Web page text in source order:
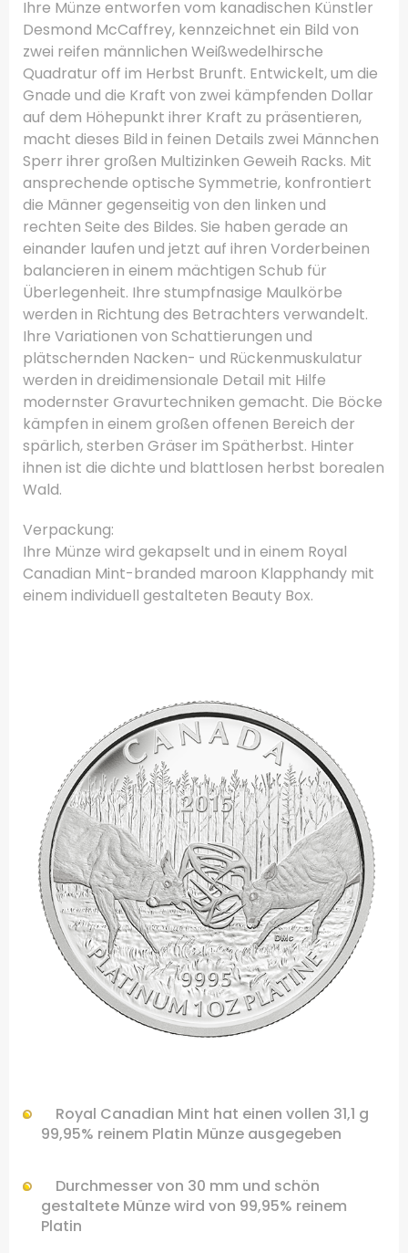
Ihre Münze entworfen vom kanadischen Künstler
Desmond McCaffrey, kennzeichnet ein Bild von
zwei reifen männlichen Weißwedelhirsche
Quadratur off im Herbst Brunft. Entwickelt, um die
Gnade und die Kraft von zwei kämpfenden Dollar
auf dem Höhepunkt ihrer Kraft zu präsentieren,
macht dieses Bild in feinen Details zwei Männchen
Sperr ihrer großen Multizinken Geweih Racks. Mit
ansprechende optische Symmetrie, konfrontiert
die Männer gegenseitig von den linken und
rechten Seite des Bildes. Sie haben gerade an
einander laufen und jetzt auf ihren Vorderbeinen
balancieren in einem mächtigen Schub für
Überlegenheit. Ihre stumpfnasige Maulkörbe
werden in Richtung des Betrachters verwandelt.
Ihre Variationen von Schattierungen und
plätschernden Nacken- und Rückenmuskulatur
werden in dreidimensionale Detail mit Hilfe
modernster Gravurtechniken gemacht. Die Böcke
kämpfen in einem großen offenen Bereich der
spärlich, sterben Gräser im Spätherbst. Hinter
ihnen ist die dichte und blattlosen herbst borealen
Wald.
Verpackung:
Ihre Münze wird gekapselt und in einem Royal
Canadian Mint-branded maroon Klapphandy mit
einem individuell gestalteten Beauty Box.
Royal Canadian Mint hat einen vollen 31,1 g
99,95% reinem Platin Münze ausgegeben
Durchmesser von 30 mm und schön
gestaltete Münze wird von 99,95% reinem
Platin